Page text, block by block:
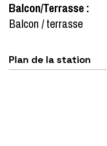
Balcon/Terrasse :
Balcon / terrasse
Plan de la station